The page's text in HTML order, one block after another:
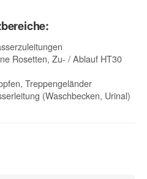
Rosetten, Zu- / Ablauf HT30
Treppengeländer
(Waschbecken, Urinal)